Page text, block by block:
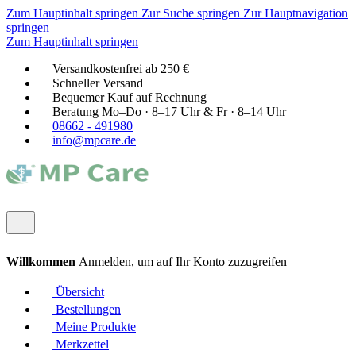
Zum Hauptinhalt springen Zur Suche springen Zur Hauptnavigation
springen
Zum Hauptinhalt springen
Versandkostenfrei ab 250 €
Schneller Versand
Bequemer Kauf auf Rechnung
Beratung Mo–Do · 8–17 Uhr & Fr · 8–14 Uhr
08662 - 491980
info@mpcare.de
Willkommen Anmelden, um auf Ihr Konto zuzugreifen
Übersicht
Bestellungen
Meine Produkte
Merkzettel